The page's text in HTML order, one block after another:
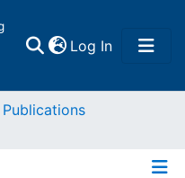
Log In(current)
Publications